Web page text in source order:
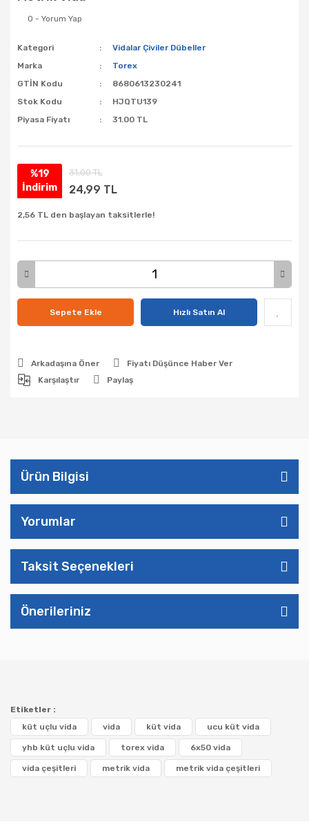
0 - Yorum Yap
Kategori
Vidalar Çiviler Dübeller
Marka
Torex
GTİN Kodu
8680613230241
Stok Kodu
HJQTU139
Piyasa Fiyatı
31.00 TL
%19
İndirim
31,00 TL
24,99 TL
2,56 TL den başlayan taksitlerle!
Sepete Ekle Hızlı Satın Al
Arkadaşına Öner
Fiyatı Düşünce Haber Ver
Karşılaştır
Paylaş
Ürün Bilgisi
Yorumlar
Taksit Seçenekleri
Önerileriniz
Etiketler :
küt uçlu vida
vida küt vida ucu küt vida
yhb küt uçlu vida torex vida 6x50 vida
vida çeşitleri metrik vida metrik vida çeşitleri